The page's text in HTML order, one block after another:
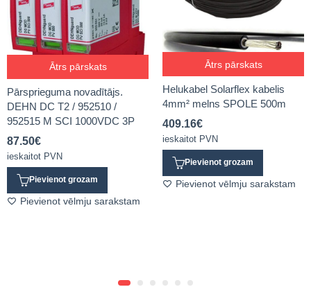
Ātrs pārskats
Pārsprieguma novadītājs.
DEHN DC T2 / 952510 /
952515 M SCI 1000VDC 3P
87.50€
ieskaitot PVN
Pievienot grozam
Pievienot vēlmju sarakstam
Ātrs pārskats
Helukabel Solarflex kabelis
4mm² melns SPOLE 500m
409.16€
ieskaitot PVN
Pievienot grozam
Pievienot vēlmju sarakstam